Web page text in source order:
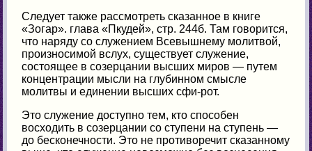
Следует также рассмотреть сказанное в книге
«Зогар». глава «Пкудей», стр. 244б. Там говорится,
что наряду со служением Всевышнему молитвой,
произносимой вслух, существует служение,
состоящее в созерцании высших миров — путем
концентрации мысли на глубинном смысле
молитвы и единении высших сфи-рот.
Это служение доступно тем, кто способен
восходить в созерцании со ступени на ступень —
до бесконечности. Это не противоречит сказанному